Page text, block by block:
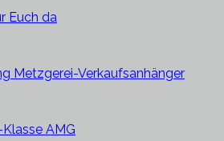
Euch da
Metzgerei-Verkaufsanhänger
AMG